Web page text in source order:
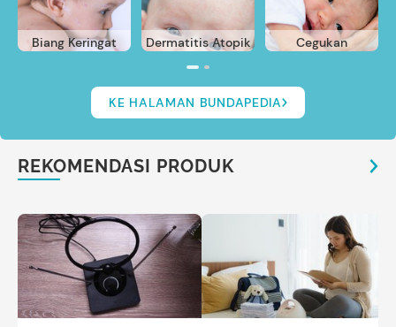
Biang Keringat Dermatitis Atopik Cegukan
KE HALAMAN BUNDAPEDIA
REKOMENDASI PRODUK